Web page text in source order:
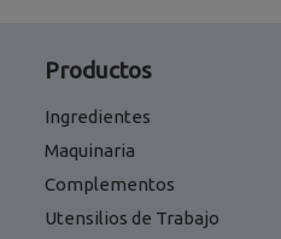
Productos
Ingredientes
Maquinaria
Complementos
Utensilios de Trabajo